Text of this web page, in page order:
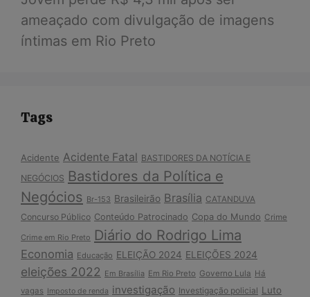
ameaçado com divulgação de imagens
íntimas em Rio Preto
Tags
Acidente Acidente Fatal BASTIDORES DA NOTÍCIA E
NEGÓCIOS Bastidores da Política e
Negócios Br-153 Brasileirão Brasília CATANDUVA
Concurso Público Conteúdo Patrocinado Copa do Mundo Crime
Crime em Rio Preto Diário do Rodrigo Lima
Economia Educação ELEIÇÃO 2024 ELEIÇÕES 2024
eleições 2022 Em Brasília Em Rio Preto Governo Lula Há
vagas Imposto de renda investigação Investigação policial Luto